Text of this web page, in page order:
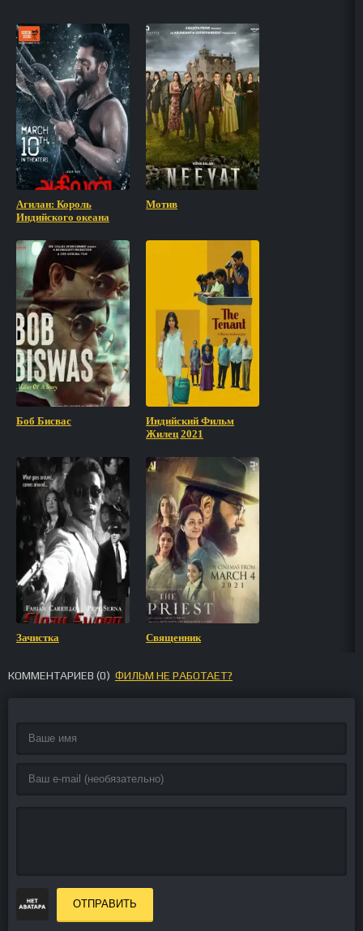
Агилан: Король
Индийского океана
Мотив
Боб Бисвас
Индийский Фильм
Жилец 2021
Зачистка Священник
КОММЕНТАРИЕВ (0) ФИЛЬМ НЕ РАБОТАЕТ?
ОТПРАВИТЬ